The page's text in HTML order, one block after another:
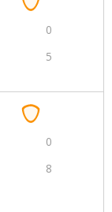
0
5
0
8